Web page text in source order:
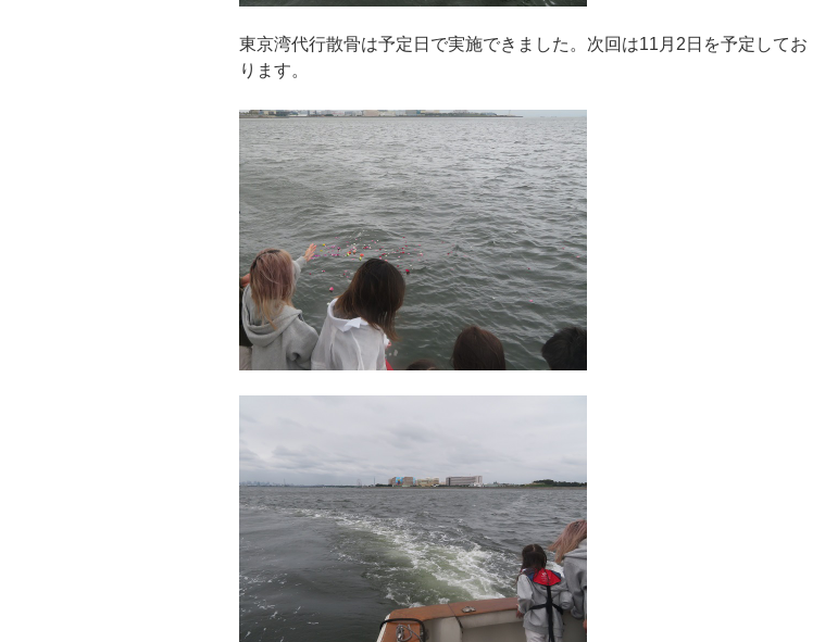
東京湾代行散骨は予定日で実施できました。次回は11月2日を予定してお
ります。